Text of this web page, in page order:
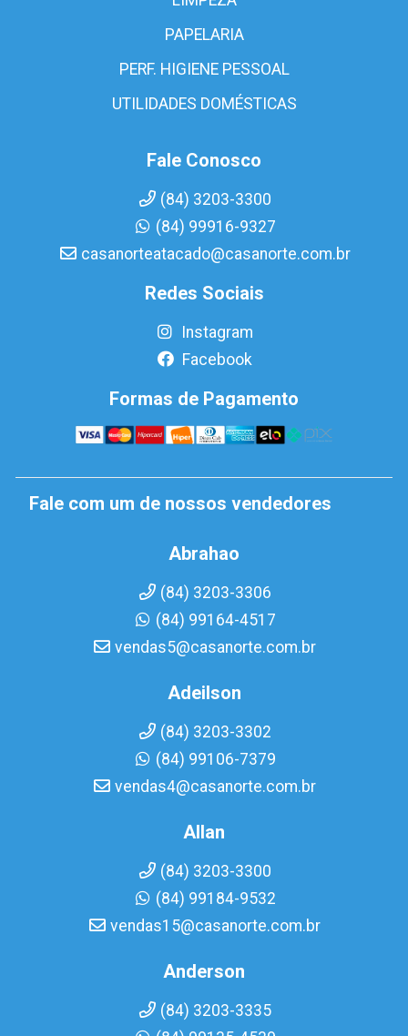
PAPELARIA
PERF. HIGIENE PESSOAL
UTILIDADES DOMÉSTICAS
Fale Conosco
(84) 3203-3300
(84) 99916-9327
casanorteatacado@casanorte.com.br
Redes Sociais
Instagram
Facebook
Formas de Pagamento
Fale com um de nossos vendedores
Abrahao
(84) 3203-3306
(84) 99164-4517
vendas5@casanorte.com.br
Adeilson
(84) 3203-3302
(84) 99106-7379
vendas4@casanorte.com.br
Allan
(84) 3203-3300
(84) 99184-9532
vendas15@casanorte.com.br
Anderson
(84) 3203-3335